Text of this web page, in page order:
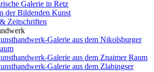
Galerie in Retz
der Bildenden Kunst
Zeitschriften
Galerie aus dem Nikolsburger
Galerie aus dem Znaimer Raum
Galerie aus dem Zlabingser